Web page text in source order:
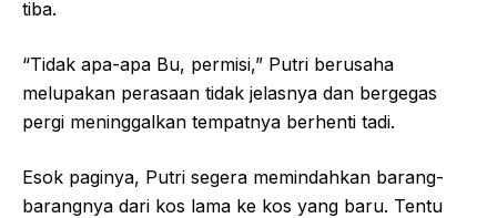
tiba.
“Tidak apa-apa Bu, permisi,” Putri berusaha
melupakan perasaan tidak jelasnya dan bergegas
pergi meninggalkan tempatnya berhenti tadi.
Esok paginya, Putri segera memindahkan barang-
barangnya dari kos lama ke kos yang baru. Tentu